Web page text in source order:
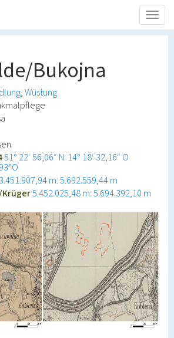
Bukojna
Wüstung
51° 22′ 56,06″ N: 14° 18′ 32,16″ O
m: 5.692.559,44 m
Krüger5.452.025,48 m: 5.694.392,10 m